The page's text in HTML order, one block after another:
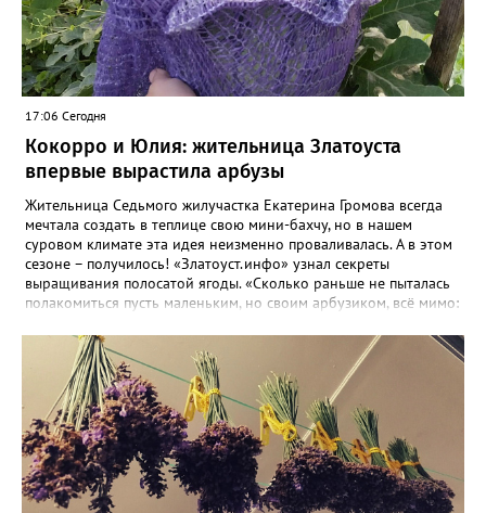
17:06 Сегодня
Кокорро и Юлия: жительница Златоуста
впервые вырастила арбузы
Жительница Седьмого жилучастка Екатерина Громова всегда
мечтала создать в теплице свою мини-бахчу, но в нашем
суровом климате эта идея неизменно проваливалась. А в этом
сезоне – получилось! «Златоуст.инфо» узнал секреты
выращивания полосатой ягоды. «Сколько раньше не пыталась
полакомиться пусть маленьким, но своим арбузиком, всё мимо:
«Златоуст.инфо» садовод. – В этом году посадила сорт так
называемых северных арбузов – «Юлия», а также «Коккоро»
(он жёлтый и, говорят, очень сладкий). Вот уже первый на пару
кило вызрел. Чтобы не оборвал плеть, подвешиваю своих
полосатиков в сетках из-под овощей или авоськах,
подкармливаю. Не терпится попробовать!». Опытные
бахчеводы из южных регионов в соцсетях посоветовали нашей
землячке: арбуз будет созревшим не раньше, чем с его кожуры
пропадет матовость (станет глянцевым). По срокам опыления